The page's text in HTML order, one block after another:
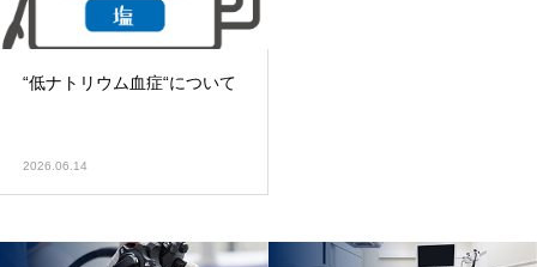
“低ナトリウム血症“について
2026.06.14